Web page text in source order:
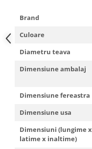
SANDWICH MAKER
Storcatoare de fructe
Televizoare
Brand
Culoare
Diametru teava
Dimensiune ambalaj
Dimensiune fereastra
Dimensiune usa
Dimensiuni (lungime x
latime x inaltime)